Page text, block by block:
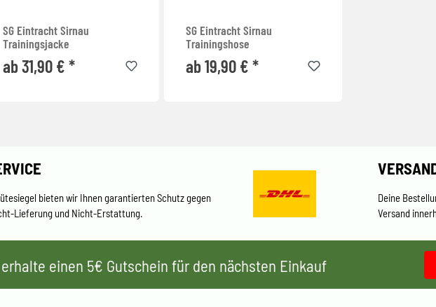
SG Eintracht Sirnau
Trainingsjacke
ab 31,90 € *
SG Eintracht Sirnau
Trainingshose
ab 19,90 € *
bieten wir Ihnen garantierten Schutz gegen
Lieferung und Nicht-Erstattung.
Deine
Versand
einen 5€ Gutschein für den nächsten Einkauf